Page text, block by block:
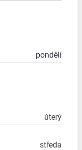
pondělí
úterý
středa